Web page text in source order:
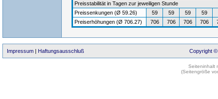
Preisstabilität in Tagen zur jeweiligen Stunde
Preissenkungen (Ø 59.26)
59 59 59 59
Preiserhöhungen (Ø 706.27)
706 706 706 706
Impressum | Haftungsausschluß Copyright ©
Seiteninhalt
(Seitengröße